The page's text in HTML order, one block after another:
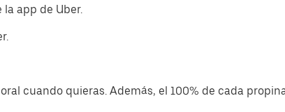
app de Uber.
cuando quieras. Además, el 100% de cada